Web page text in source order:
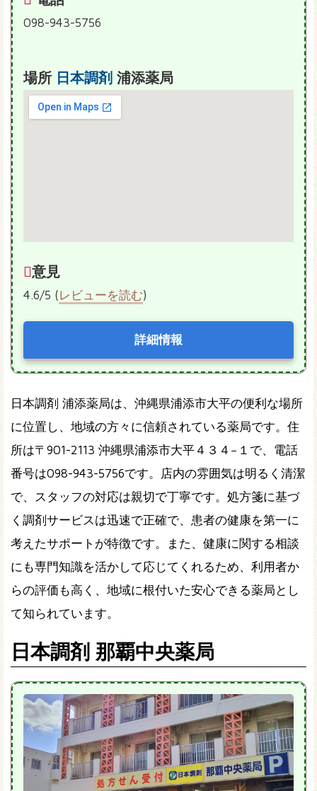
098-943-5756
場所 日本調剤 浦添薬局
意見
4.6/5 (レビューを読む)
詳細情報
日本調剤 浦添薬局は、沖縄県浦添市大平の便利な場所
に位置し、地域の方々に信頼されている薬局です。住
所は〒901-2113 沖縄県浦添市大平４３４−１で、電話
番号は098-943-5756です。店内の雰囲気は明るく清潔
で、スタッフの対応は親切で丁寧です。処方箋に基づ
く調剤サービスは迅速で正確で、患者の健康を第一に
考えたサポートが特徴です。また、健康に関する相談
にも専門知識を活かして応じてくれるため、利用者か
らの評価も高く、地域に根付いた安心できる薬局とし
て知られています。
日本調剤 那覇中央薬局